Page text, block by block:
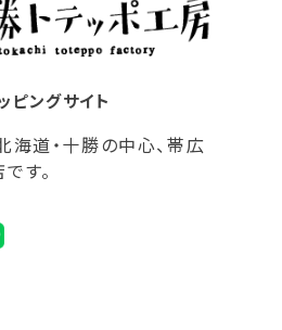
ピングサイト
海道・十勝の中心、帯広
す。